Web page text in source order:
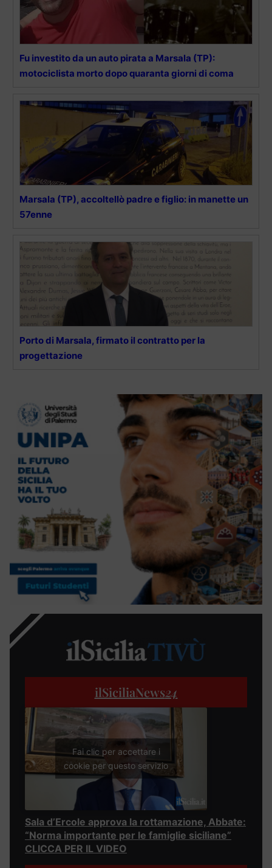
Fu investito da un auto pirata a Marsala (TP):
motociclista morto dopo quaranta giorni di coma
Marsala (TP), accoltellò padre e figlio: in manette un
57enne
Porto di Marsala, firmato il contratto per la
progettazione
ilSiciliaNews24
Fai clic per accettare i
cookie per questo servizio
Sala d’Ercole approva la rottamazione, Abbate:
“Norma importante per le famiglie siciliane”
CLICCA PER IL VIDEO